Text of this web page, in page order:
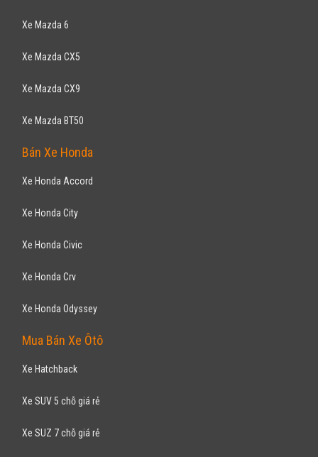
Xe Mazda 6
Xe Mazda CX5
Xe Mazda CX9
Xe Mazda BT50
Bán Xe Honda
Xe Honda Accord
Xe Honda City
Xe Honda Civic
Xe Honda Crv
Xe Honda Odyssey
Mua Bán Xe Ôtô
Xe Hatchback
Xe SUV 5 chỗ giá rẻ
Xe SUZ 7 chỗ giá rẻ